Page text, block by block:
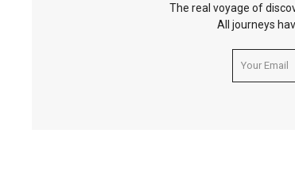
The real voyage of
All journeys